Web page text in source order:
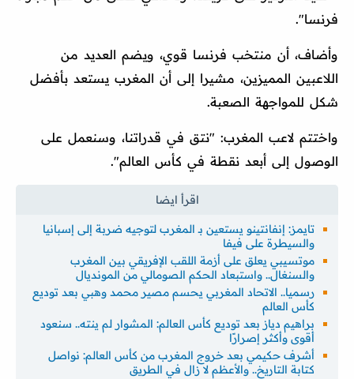
فرنسا".
وأضاف، أن منتخب فرنسا قوي، ويضم العديد من
اللاعبين المميزين، مشيرا إلى أن المغرب يستعد بأفضل
شكل للمواجهة الصعبة.
واختتم لاعب المغرب: "نتق في قدراتنا، وسنعمل على
الوصول إلى أبعد نقطة في كأس العالم".
تايمز: إنفانتينو يستعين بـ المغرب لتوجيه ضربة إلى إسبانيا
والسيطرة على فيفا
موتسيبي يعلق على أزمة اللقب الإفريقي بين المغرب
والسنغال.. واستبعاد الحكم الصومالي من المونديال
رسميا.. الاتحاد المغربي يحسم مصير محمد وهبي بعد توديع
كأس العالم
براهيم دياز بعد توديع كأس العالم: المشوار لم ينته.. سنعود
أقوى وأكثر إصرارًا
أشرف حكيمي بعد خروج المغرب من كأس العالم: نواصل
كتابة التاريخ.. والأعظم لا زال في الطريق